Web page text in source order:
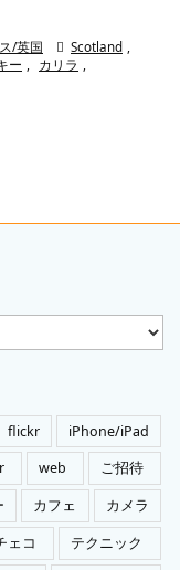
/英国  Scotland ,
ー , カリラ ,
flickr
iPhone/iPad
web
ご招待
カフェ
カメラ
ェコ
テクニック